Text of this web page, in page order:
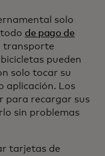
solo
de pago de
transporte
pueden
solo tocar su
aplicación. Los
para recargar sus
sin problemas
tarjetas de